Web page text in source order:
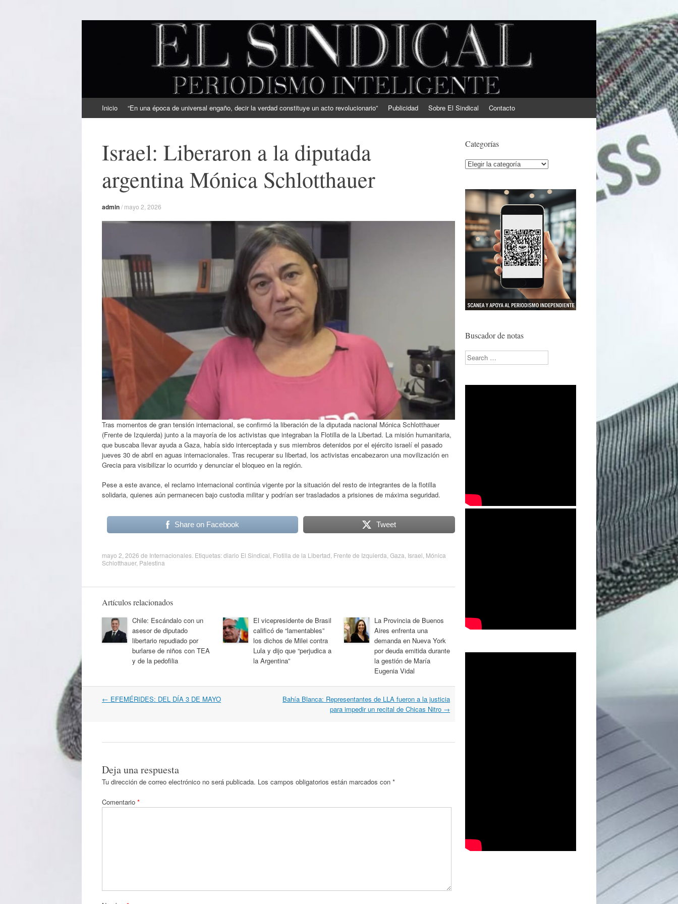
EL SINDICAL
Periodismo Inteligente
al
Inicio “En una época de universal engaño, decir la verdad constituye un acto revolucionario” Publicidad Sobre El Sindical Contacto
Israel: Liberaron a la diputada
argentina Mónica Schlotthauer
admin/ mayo 2, 2026
Tras momentos de gran tensión internacional, se confirmó la liberación de la diputada nacional Mónica Schlotthauer
(Frente de Izquierda) junto a la mayoría de los activistas que integraban la Flotilla de la Libertad. La misión humanitaria,
que buscaba llevar ayuda a Gaza, había sido interceptada y sus miembros detenidos por el ejército israelí el pasado
jueves 30 de abril en aguas internacionales. Tras recuperar su libertad, los activistas encabezaron una movilización en
Grecia para visibilizar lo ocurrido y denunciar el bloqueo en la región.
Pese a este avance, el reclamo internacional continúa vigente por la situación del resto de integrantes de la flotilla
solidaria, quienes aún permanecen bajo custodia militar y podrían ser trasladados a prisiones de máxima seguridad.
Share on Facebook Tweet
mayo 2, 2026 de Internacionales . Etiquetas:diario El Sindical Flotilla de la Libertad Frente de Izquierda Gaza Israel Mónica
Schlotthauer, Palestina
Artículos relacionados
Chile: Escándalo con un
asesor de diputado
libertario repudiado por
burlarse de niños con TEA
y de la pedofilia
El vicepresidente de Brasil
calificó de “lamentables”
los dichos de Milei contra
Lula y dijo que “perjudica a
la Argentina”
La Provincia de Buenos
Aires enfrenta una
demanda en Nueva York
por deuda emitida durante
la gestión de María
Eugenia Vidal
Navegación
← EFEMÉRIDES: DEL DÍA 3 DE MAYO
Bahía Blanca: Representantes de LLA fueron a la justicia
para impedir un recital de Chicas Nitro →
Deja una respuesta
Tu dirección de correo electrónico no será publicada. Los campos obligatorios están marcados con *
Comentario *
Categorías
Categorías
Buscador de notas
Search